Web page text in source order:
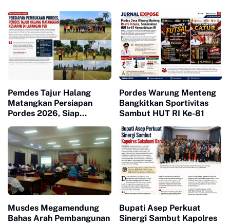
Pemdes Tajur Halang
Matangkan Persiapan
Pordes 2026, Siap
dan Kebersamaan Warga
Pordes Warung Menteng
Bangkitkan Sportivitas
Sambut HUT RI Ke-81
Musdes Megamendung
Bahas Arah Pembangunan
Bupati Asep Perkuat
Sinergi Sambut Kapolres